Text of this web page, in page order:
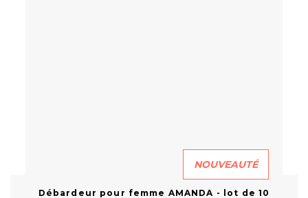
NOUVEAUTÉ
Débardeur pour femme AMANDA - lot de 10